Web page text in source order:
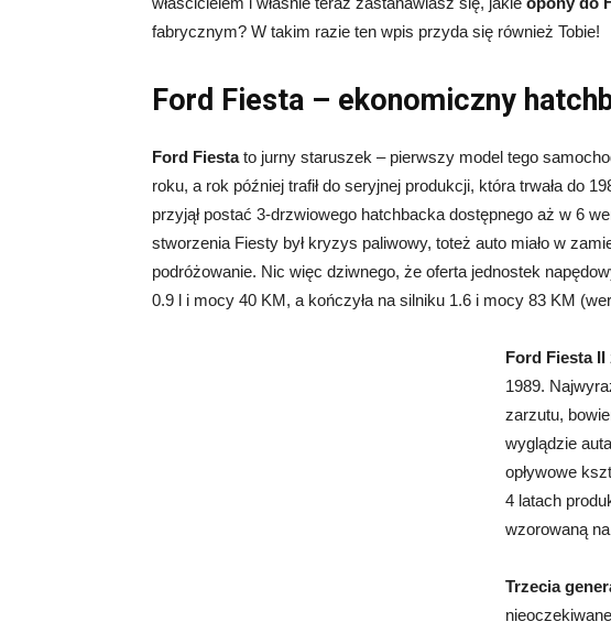
fabrycznym? W takim razie ten wpis przyda się również Tobie!
Ford Fiesta – ekonomiczny
Ford Fiestato jurny staruszek – pierwszy model tego
roku, a rok później trafił do seryjnej produkcji, która trwała do
przyjął postać 3-drzwiowego hatchbacka dostępnego aż w 6
stworzenia Fiesty był kryzys paliwowy, toteż auto miało w
podróżowanie. Nic więc dziwnego, że oferta jednostek
0.9 l i mocy 40 KM, a kończyła na silniku 1.6 i mocy 83 KM
Ford Fiesta II
1989.
zarzutu,
wyglądzie
opływowe
4 latach
wzorowaną
Trzecia